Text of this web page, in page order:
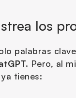
los
palabras
Pero, al
tienes: